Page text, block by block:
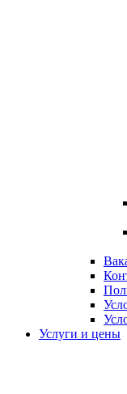
Услуги и цены